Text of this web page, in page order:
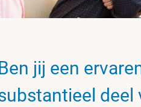
jij een
deel